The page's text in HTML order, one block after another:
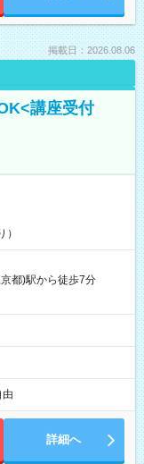
掲載日：2026.08.06
講座受付
都)駅から徒歩7分
由
詳細へ